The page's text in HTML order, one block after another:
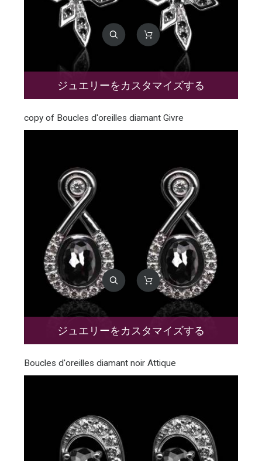
ジュエリーをカスタマイズする
copy of Boucles d'oreilles diamant Givre
ジュエリーをカスタマイズする
Boucles d'oreilles diamant noir Attique